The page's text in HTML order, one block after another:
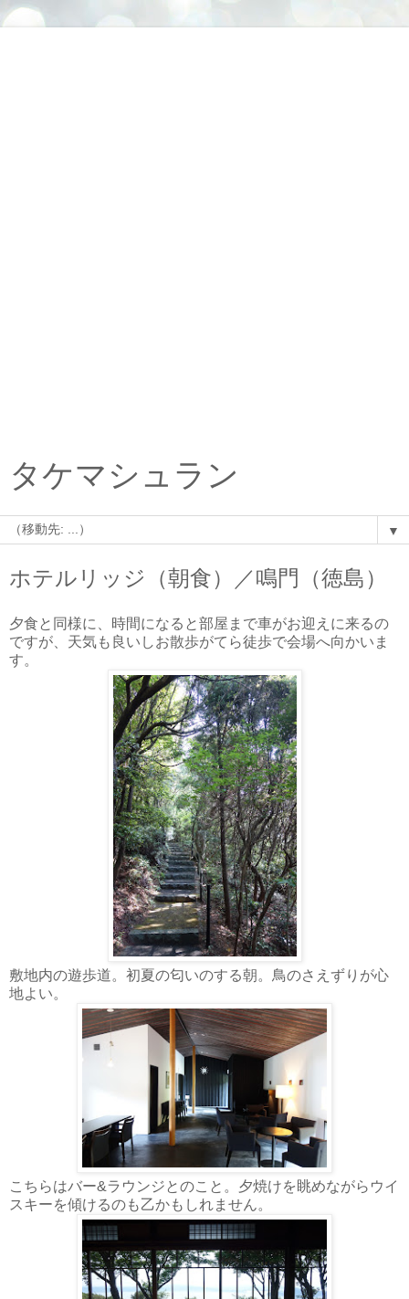
タケマシュラン
▼
ホテルリッジ（朝食）／鳴門（徳島）
夕食と同様に、時間になると部屋まで車がお迎えに来るの
ですが、天気も良いしお散歩がてら徒歩で会場へ向かいま
す。
敷地内の遊歩道。初夏の匂いのする朝。鳥のさえずりが心
地よい。
こちらはバー&ラウンジとのこと。夕焼けを眺めながらウイ
スキーを傾けるのも乙かもしれません。